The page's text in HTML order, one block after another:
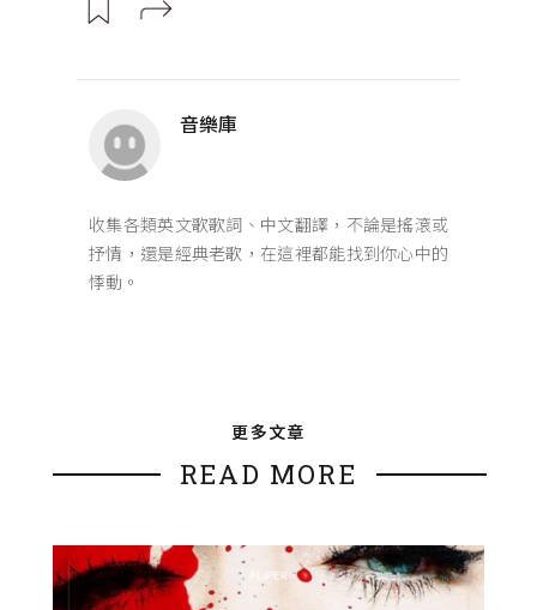
音樂庫
收集各類英文歌歌詞、中文翻譯，不論是搖滾或
抒情，還是經典老歌，在這裡都能找到你心中的
悸動。
更多文章
READ MORE